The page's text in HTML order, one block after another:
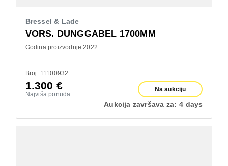
Bressel & Lade
VORS. DUNGGABEL 1700MM
Godina proizvodnje 2022
Broj: 11100932
1.300 €
Najviša ponuda
Na aukciju
Aukcija završava za: 4 days